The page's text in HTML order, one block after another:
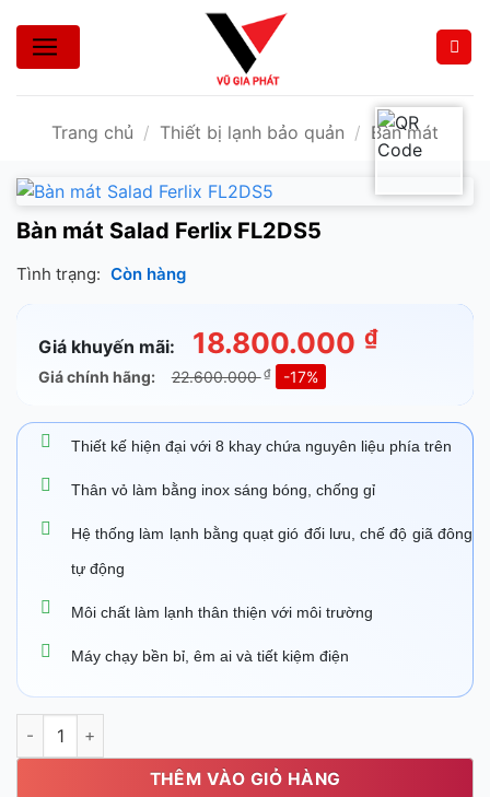
nội
Trang chủ / Thiết bị lạnh bảo quản / Bàn mát
Bàn mát Salad Ferlix FL2DS5
Tình trạng: Còn hàng
Giá khuyến mãi: 18.800.000 ₫
Giá chính hãng: 22.600.000₫ -17%
Thiết kế hiện đại với 8 khay chứa nguyên liệu phía trên
Thân vỏ làm bằng inox sáng bóng, chống gỉ
Hệ thống làm lạnh bằng quạt gió đối lưu, chế độ giã đông
tự động
Môi chất làm lạnh thân thiện với môi trường
Máy chạy bền bỉ, êm ai và tiết kiệm điện
Bàn mát Salad Ferlix FL2DS5 số lượng
THÊM VÀO GIỎ HÀNG